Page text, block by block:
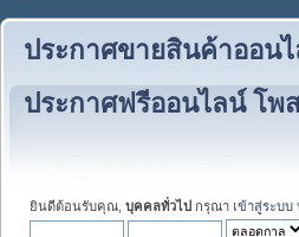
ประกาศขายสินค้าออน
ประกาศฟรีออนไลน์ โพ
ยินดีต้อนรับคุณ, บุคคลทั่วไป กรุณา เข้าสู่ระบบ